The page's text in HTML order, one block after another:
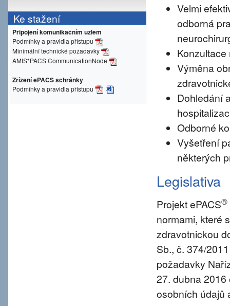
Ke stažení
Připojení komunikačním uzlem
Podmínky a pravidla přístupu
Minimální technické požadavky
AMIS*PACS CommunicationNode
Zřízení ePACS schránky
Podmínky a pravidla přístupu
Velmi
odborná
Výměna
Dohledání
Odborné
Vyšetření
některých
Legislativa
Projekt ePACS®
normami, které
zdravotnickou
Sb., č. 374/
požadavky
27. dubna
osobních údajů